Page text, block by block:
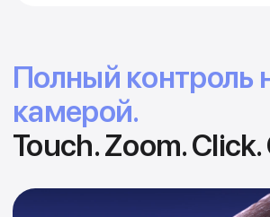
Новая камера.
Получите идеальный
снимок с вашего девайса.